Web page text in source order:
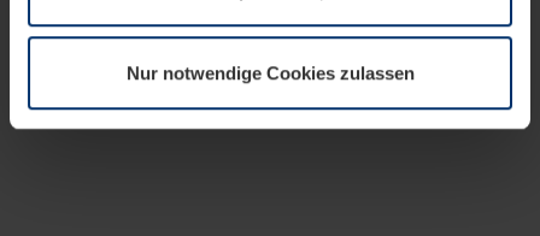
wir Ihre Erlaubnis. Ihre Einwilligung können Sie jederzeit
Datenschutzerklärungunserer Website ändern oder
widerrufen.
Nur notwendige Cookies zulassen